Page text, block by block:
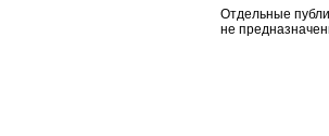
Отдельные
не